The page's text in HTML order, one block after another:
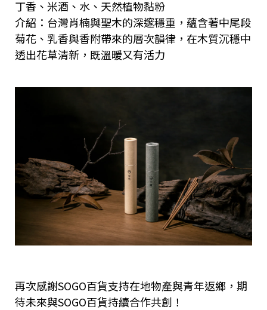
丁香、米酒、水、天然植物黏粉
介紹：台灣肖楠與聖木的深邃穩重，蘊含著中尾段
菊花、乳香與香附帶來的層次韻律，在木質沉穩中
透出花草清新，既溫暖又有活力
再次感謝SOGO百貨支持在地物產與青年返鄉，期
待未來與SOGO百貨持續合作共創！